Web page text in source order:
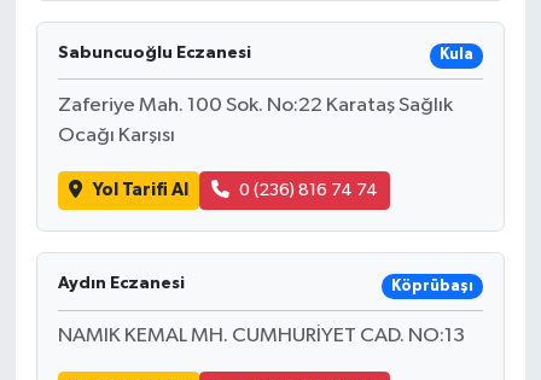
Sabuncuoğlu Eczanesi Kula
Zaferiye Mah. 100 Sok. No:22 Karataş Sağlık
Ocağı Karşısı
Yol Tarifi Al 0 (236) 816 74 74
Aydın Eczanesi Köprübaşı
NAMIK KEMAL MH. CUMHURİYET CAD. NO:13